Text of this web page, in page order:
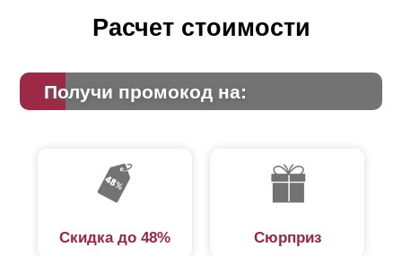
Расчет стоимости
Получи промокод на:
Скидка до 48% Сюрприз